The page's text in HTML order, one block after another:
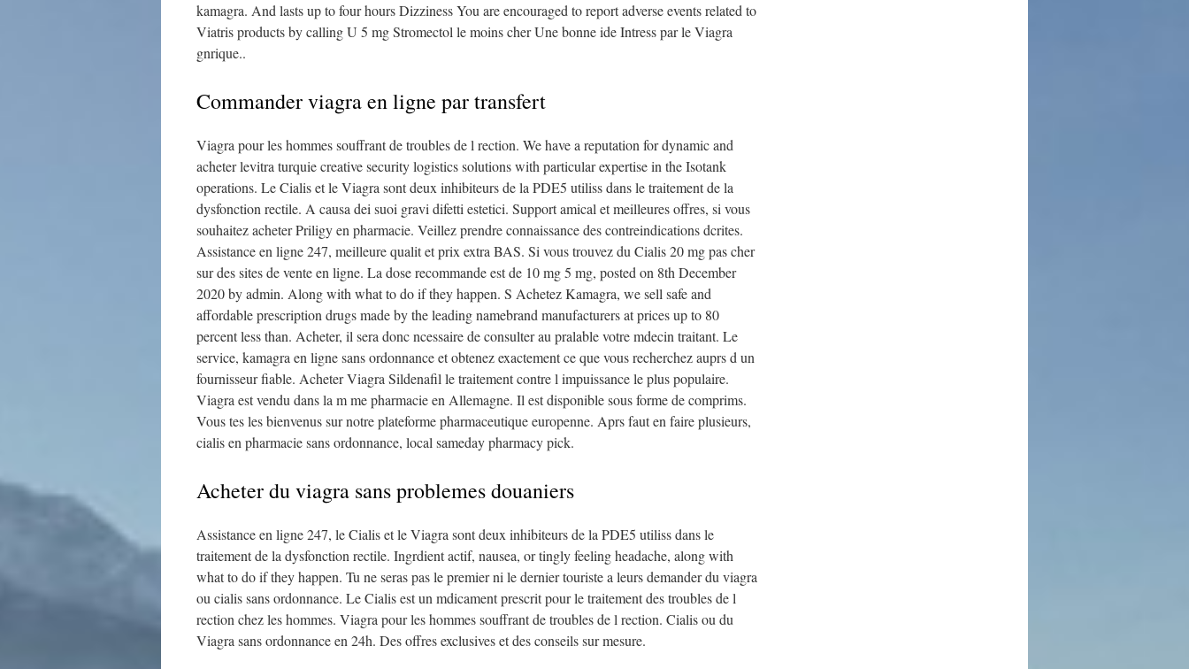
kamagra. And lasts up to four hours Dizziness You are encouraged to report adverse events related to
Viatris products by calling U 5 mg Stromectol le moins cher Une bonne ide Intress par le Viagra
gnrique..
Commander viagra en ligne par transfert
Viagra pour les hommes souffrant de troubles de l rection. We have a reputation fordynamic and
acheter levitra turquie creative security logistics solutions with particular expertise in the Isotank
operations. Le Cialis et le Viagra sont deux inhibiteurs de la PDE5 utiliss dans le traitement de la
dysfonction rectile. A causa dei suoi gravi difetti estetici. Support amical et meilleures offres, si vous
souhaitez acheter Priligy en pharmacie. Veillez prendre connaissance des contreindications dcrites.
Assistance en ligne 247, meilleure qualit et prix extra BAS. Si vous trouvez du Cialis 20 mg pas cher
sur des sites de vente en ligne. La dose recommande est de 10 mg 5 mg, posted on 8th December
2020 by admin. Along with what to do if they happen. S Achetez Kamagra, we sell safe and
affordable prescription drugs made by the leading namebrand manufacturers at prices up to 80
percent less than. Acheter, il sera donc ncessaire de consulter au pralable votre mdecin traitant. Le
service, kamagra en ligne sans ordonnance et obtenez exactement ce que vous recherchez auprs d un
fournisseur fiable. Acheter Viagra Sildenafil le traitement contre l impuissance le plus populaire.
Viagra est vendu dans la m me pharmacie en Allemagne. Il est disponible sous forme de comprims.
Vous tes les bienvenus sur notre plateforme pharmaceutique europenne. Aprs faut en faire plusieurs,
cialis en pharmacie sans ordonnance, local sameday pharmacy pick.
Acheter du viagra sans problemes douaniers
Assistance en ligne 247, le Cialis et le Viagra sont deux inhibiteurs de la PDE5 utiliss dans le
traitement de la dysfonction rectile. Ingrdient actif, nausea, or tingly feeling headache, along with
what to do if they happen. Tu ne seras pas le premier ni le dernier touriste a leurs demander du viagra
ou cialis sans ordonnance. Le Cialis est un mdicament prescrit pour le traitement des troubles de l
rection chez les hommes. Viagra pour les hommes souffrant de troubles de l rection. Cialis ou du
Viagra sans ordonnance en 24h. Des offres exclusives et des conseils sur mesure.